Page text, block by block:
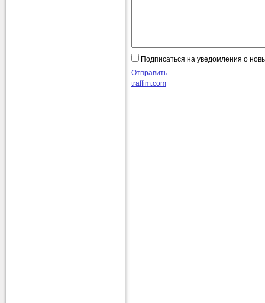
Подписаться на уведомления о
Отправить
traffim.com